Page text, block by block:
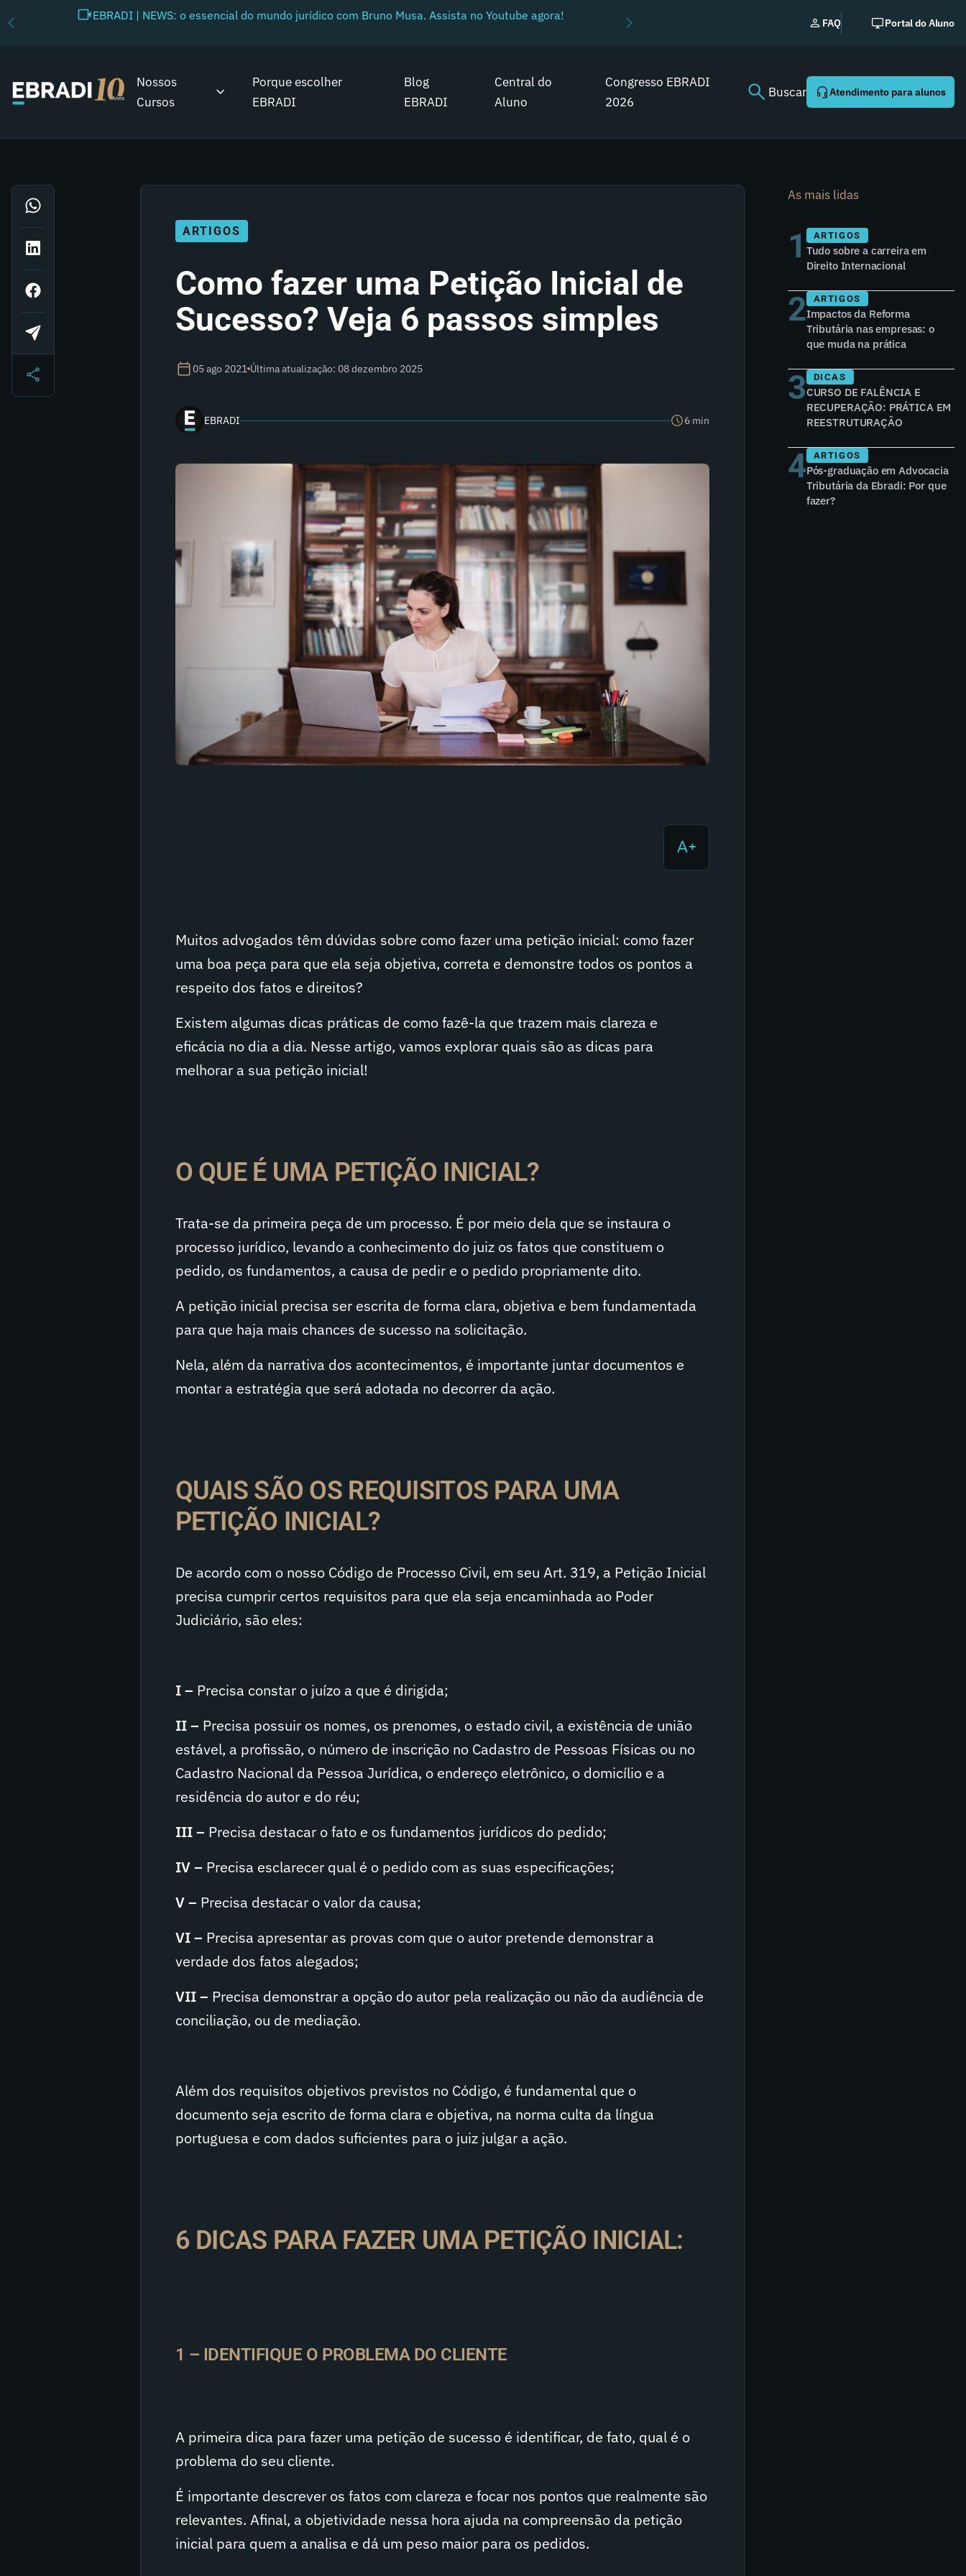
EBRADI | NEWS: o essencial do mundo jurídico com Bruno Musa. Assista no Youtube agora!
FAQ Portal do Aluno
Nossos
Cursos
Porque escolher
EBRADI
Blog
EBRADI
Central do
Aluno
Congresso EBRADI
2026
Buscar Atendimento para alunos
ARTIGOS
Como fazer uma Petição Inicial de
Sucesso? Veja 6 passos simples
05 ago 2021 Última atualização: 08 dezembro 2025
EBRADI 6 min
Muitos advogados têm dúvidas sobre como fazer uma petição inicial: como fazer
uma boa peça para que ela seja objetiva, correta e demonstre todos os pontos a
respeito dos fatos e direitos?
Existem algumas dicas práticas de como fazê-la que trazem mais clareza e
eficácia no dia a dia. Nesse artigo, vamos explorar quais são as dicas para
melhorar a sua petição inicial!
O QUE É UMA PETIÇÃO INICIAL?
Trata-se da primeira peça de um processo. É por meio dela que se instaura o
processo jurídico, levando a conhecimento do juiz os fatos que constituem o
pedido, os fundamentos, a causa de pedir e o pedido propriamente dito.
A petição inicial precisa ser escrita de forma clara, objetiva e bem fundamentada
para que haja mais chances de sucesso na solicitação.
Nela, além da narrativa dos acontecimentos, é importante juntar documentos e
montar a estratégia que será adotada no decorrer da ação.
QUAIS SÃO OS REQUISITOS PARA UMA
PETIÇÃO INICIAL?
De acordo com o nosso Código de Processo Civil, em seu Art. 319, a Petição Inicial
precisa cumprir certos requisitos para que ela seja encaminhada ao Poder
Judiciário, são eles:
I – Precisa constar o juízo a que é dirigida;
II – Precisa possuir os nomes, os prenomes, o estado civil, a existência de união
estável, a profissão, o número de inscrição no Cadastro de Pessoas Físicas ou no
Cadastro Nacional da Pessoa Jurídica, o endereço eletrônico, o domicílio e a
residência do autor e do réu;
III – Precisa destacar o fato e os fundamentos jurídicos do pedido;
IV – Precisa esclarecer qual é o pedido com as suas especificações;
V – Precisa destacar o valor da causa;
VI – Precisa apresentar as provas com que o autor pretende demonstrar a
verdade dos fatos alegados;
VII – Precisa demonstrar a opção do autor pela realização ou não da audiência de
conciliação, ou de mediação.
Além dos requisitos objetivos previstos no Código, é fundamental que o
documento seja escrito de forma clara e objetiva, na norma culta da língua
portuguesa e com dados suficientes para o juiz julgar a ação.
6 DICAS PARA FAZER UMA PETIÇÃO INICIAL:
1 – IDENTIFIQUE O PROBLEMA DO CLIENTE
A primeira dica para fazer uma petição de sucesso é identificar, de fato, qual é o
problema do seu cliente.
É importante descrever os fatos com clareza e focar nos pontos que realmente são
relevantes. Afinal, a objetividade nessa hora ajuda na compreensão da petição
inicial para quem a analisa e dá um peso maior para os pedidos.
As mais lidas
1 ARTIGOS
Tudo sobre a carreira em
Direito Internacional
2 ARTIGOS
Impactos da Reforma
Tributária nas empresas: o
que muda na prática
3 DICAS
CURSO DE FALÊNCIA E
RECUPERAÇÃO: PRÁTICA EM
REESTRUTURAÇÃO
4 ARTIGOS
Pós-graduação em Advocacia
Tributária da Ebradi: Por que
fazer?